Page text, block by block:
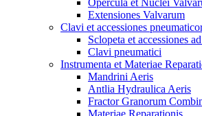
Opercula et Nuclei
Extensiones Valvarum
Clavi et accessiones
Sclopeta et accessiones
Clavi pneumatici
Instrumenta et Materiae
Mandrini Aeris
Antlia Hydraulica Aeris
Fractor Granorum
Materiae Reparationis